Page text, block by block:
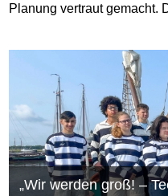
Planung vertraut gemacht.
„Wir werden groß! –